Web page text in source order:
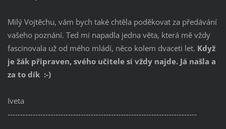
Milý Vojtěchu, vám bych také chtěla poděkovat za předávání
vašeho poznání. Ted mi napadla jedna věta, která mě vždy
fascinovala už od mého mládí, něco kolem dvaceti let. Když
je žák připraven, svého učitele si vždy najde. Já našla a
za to dík :-)
Iveta
---------------------------------------------------------------------------